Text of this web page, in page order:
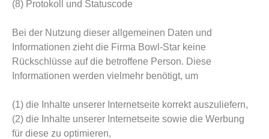
(8) Protokoll und Statuscode
Bei der Nutzung dieser allgemeinen Daten und
Informationen zieht die Firma Bowl-Star keine
Rückschlüsse auf die betroffene Person. Diese
Informationen werden vielmehr benötigt, um
(1) die Inhalte unserer Internetseite korrekt auszuliefern,
(2) die Inhalte unserer Internetseite sowie die Werbung
für diese zu optimieren,